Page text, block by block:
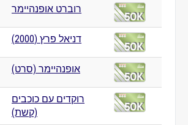
רוברט אופנהיימר
דניאל פרץ (2000)
אופנהיימר (סרט)
רוקדים עם כוכבים
(קשת)